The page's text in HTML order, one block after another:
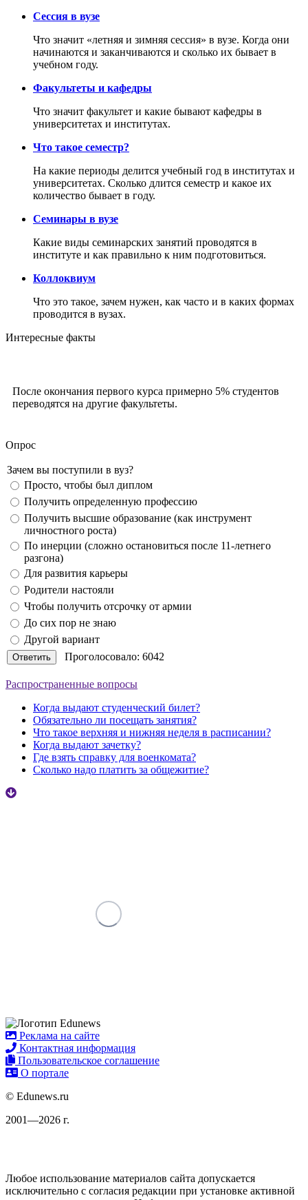
Сессия в вузе
Что значит «летняя и зимняя сессия» в вузе. Когда они
начинаются и заканчиваются и сколько их бывает в
учебном году.
Факультеты и кафедры
Что значит факультет и какие бывают кафедры в
университетах и институтах.
Что такое семестр?
На какие периоды делится учебный год в институтах и
университетах. Сколько длится семестр и какое их
количество бывает в году.
Семинары в вузе
Какие виды семинарских занятий проводятся в
институте и как правильно к ним подготовиться.
Коллоквиум
Что это такое, зачем нужен, как часто и в каких формах
проводится в вузах.
Интересные факты
После окончания первого курса примерно 5% студентов
переводятся на другие факультеты.
Опрос
Зачем вы поступили в вуз?
Просто, чтобы был диплом
Получить определенную профессию
Получить высшие образование (как инструмент
личностного роста)
По инерции (сложно остановиться после 11-летнего
разгона)
Для развития карьеры
Родители настояли
Чтобы получить отсрочку от армии
До сих пор не знаю
Другой вариант
Проголосовало: 6042
Распространенные вопросы
Когда выдают студенческий билет?
Обязательно ли посещать занятия?
Что такое верхняя и нижняя неделя в расписании?
Когда выдают зачетку?
Где взять справку для военкомата?
Сколько надо платить за общежитие?
Реклама на сайте
Контактная информация
Пользовательское соглашение
О портале
© Edunews.ru
2001—2026 г.
Любое использование материалов сайта допускается
исключительно с согласия редакции при установке активной